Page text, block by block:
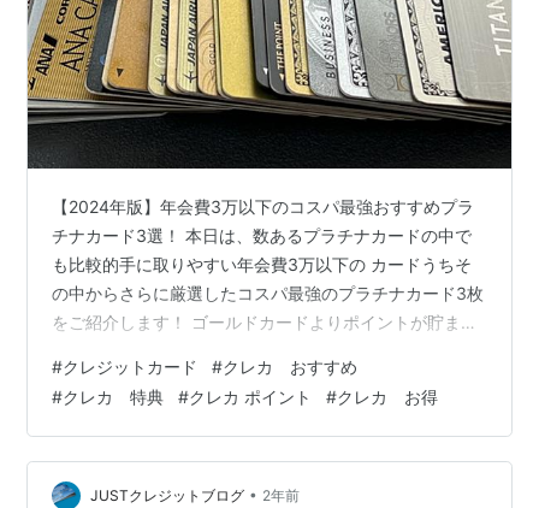
【2024年版】年会費3万以下のコスパ最強おすすめプラ
チナカード3選！ 本日は、数あるプラチナカードの中で
も比較的手に取りやすい年会費3万以下の カードうちそ
の中からさらに厳選したコスパ最強のプラチナカード3枚
をご紹介します！ ゴールドカードよりポイントが貯まる
カードや、 豪華な優待をたっぷり堪能できるカードも紹
介していくので、 あなたにピッタリの1枚が見つかるはず
です。 【2024年版】年会費3万以下のコスパ最強おすす
めプラチナカード3選！ 厳選プラチナカード１：三井住
友カードプラチナプリファード 厳選プラチナカード２：
#クレジットカード #クレカ おすすめ
#クレカ 特典 #クレカ ポイント #クレカ お得
JUSTクレジットブログ • 2年前